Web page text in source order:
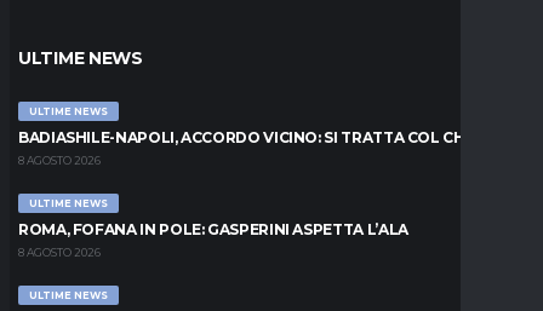
ULTIME NEWS
ULTIME NEWS
BADIASHILE-NAPOLI, ACCORDO VICINO: SI TRATTA COL CHELSEA
8 AGOSTO 2026
ULTIME NEWS
ROMA, FOFANA IN POLE: GASPERINI ASPETTA L’ALA
8 AGOSTO 2026
ULTIME NEWS